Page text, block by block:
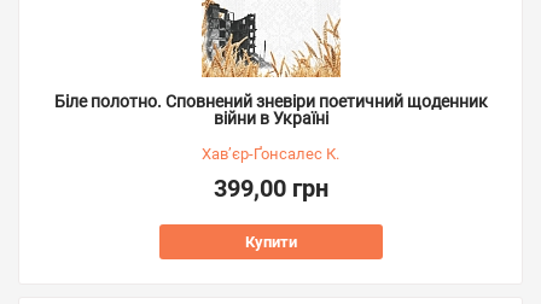
Біле полотно. Сповнений зневіри поетичний щоденник
війни в Україні
Хав’єр-Ґонсалес К.
399,00 грн
Купити